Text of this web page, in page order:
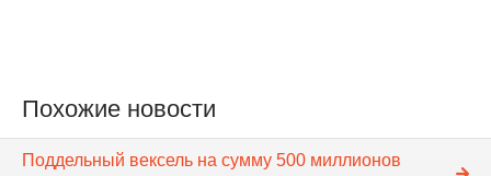
Похожие новости
Поддельный вексель на сумму 500 миллионов